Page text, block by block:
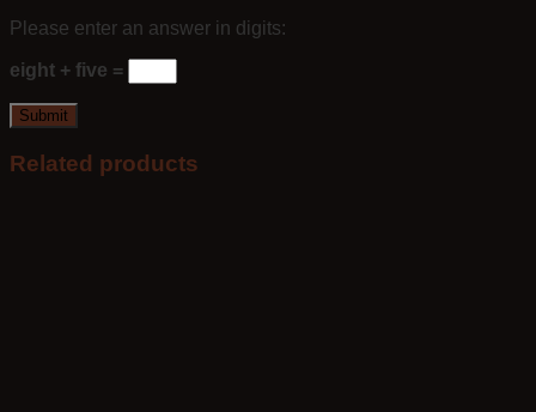
Please enter an answer in digits:
eight + five =
Related products